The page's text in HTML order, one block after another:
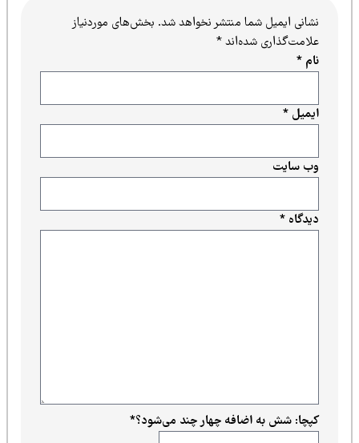
نشانی ایمیل شما منتشر نخواهد شد.بخش‌های موردنیاز
علامت‌گذاری شده‌اند*
دیدگاه*
ایمیل*
وب‌ سایت
کپچا: شش به اضافه چهار چند می‌شود؟*